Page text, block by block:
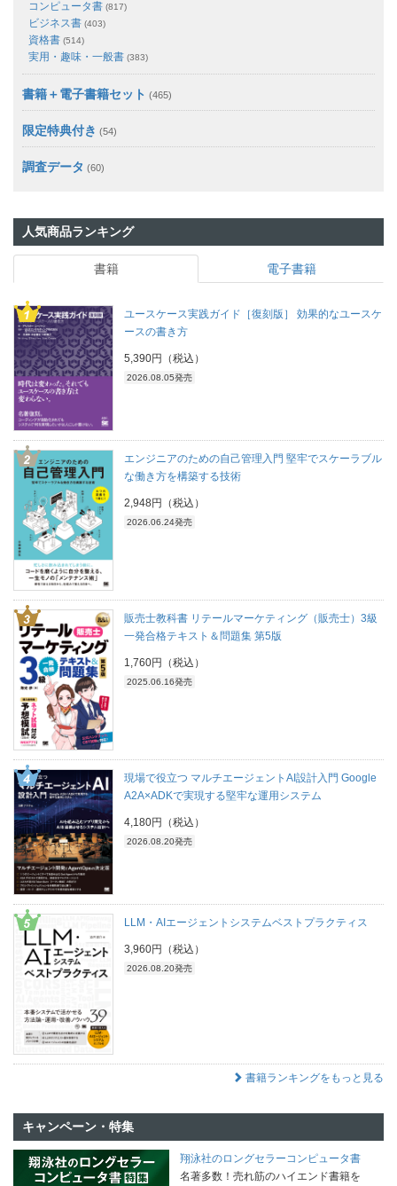
コンピュータ書 (817)
ビジネス書 (403)
資格書 (514)
実用・趣味・一般書 (383)
書籍＋電子書籍セット (465)
限定特典付き (54)
調査データ (60)
人気商品ランキング
書籍 電子書籍
ユースケース実践ガイド［復刻版］ 効果的なユースケ
ースの書き方
5,390円（税込）
2026.08.05発売
エンジニアのための自己管理入門 堅牢でスケーラブル
な働き方を構築する技術
2,948円（税込）
2026.06.24発売
販売士教科書 リテールマーケティング（販売士）3級
一発合格テキスト＆問題集 第5版
1,760円（税込）
2025.06.16発売
現場で役立つ マルチエージェントAI設計入門 Google
A2A×ADKで実現する堅牢な運用システム
4,180円（税込）
2026.08.20発売
LLM・AIエージェントシステムベストプラクティス
3,960円（税込）
2026.08.20発売
書籍ランキングをもっと見る
キャンペーン・特集
翔泳社のロングセラーコンピュータ書
名著多数！売れ筋のハイエンド書籍を